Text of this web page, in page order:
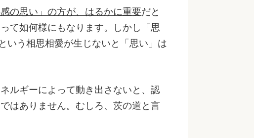
の思い」の方が、はるかに重要だと
て如何様にもなります。しかし「思
いう相思相愛が生じないと「思い」は
ルギーによって動き出さないと、認
はありません。むしろ、茨の道と言